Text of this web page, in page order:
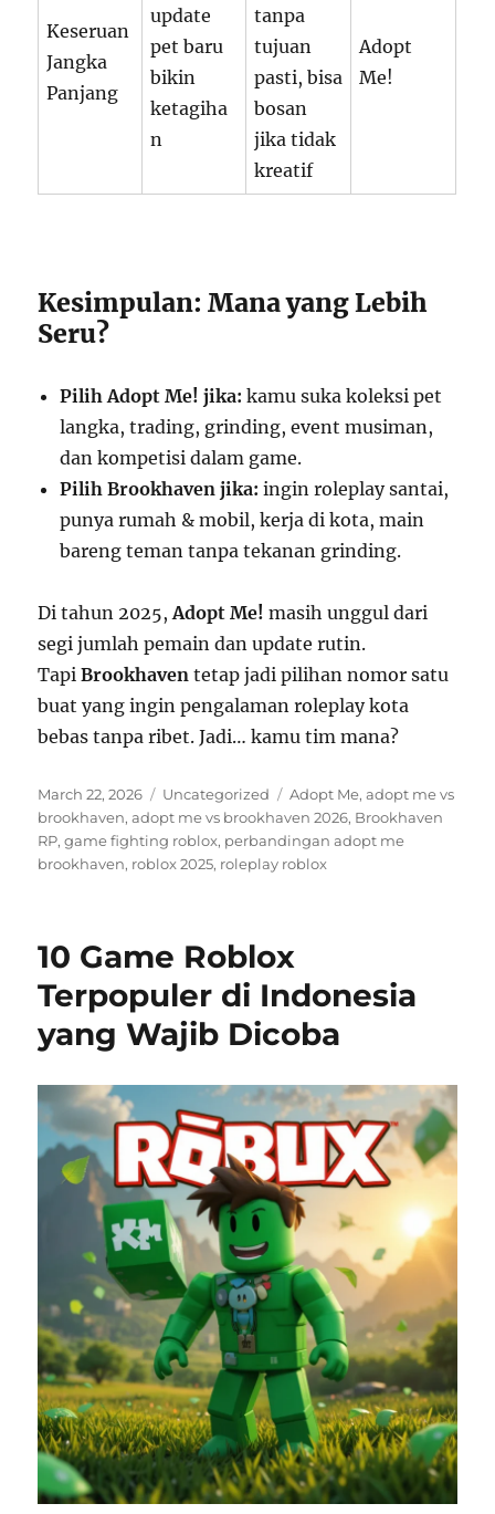
Keseruan
Jangka
Panjang
update
pet baru
bikin
ketagiha
n
tanpa
tujuan
pasti, bisa
bosan
jika tidak
kreatif
Adopt
Me!
Kesimpulan: Mana yang Lebih
Seru?
Pilih Adopt Me! jika: kamu suka koleksi pet
langka, trading, grinding, event musiman,
dan kompetisi dalam game.
Pilih Brookhaven jika: ingin roleplay santai,
punya rumah & mobil, kerja di kota, main
bareng teman tanpa tekanan grinding.
Di tahun 2025,Adopt Me! masih unggul dari
segi jumlah pemain dan update rutin.
TapiBrookhaven tetap jadi pilihan nomor satu
buat yang ingin pengalaman roleplay kota
bebas tanpa ribet. Jadi… kamu tim mana?
Posted
on
March 22, 2026 Categories
Uncategorized Tags
Adopt Me,adopt me vs
brookhaven,adopt me vs brookhaven 2026, Brookhaven
RP,game fighting roblox, perbandingan adopt me
brookhaven, roblox 2025, roleplay roblox
10 Game Roblox
Terpopuler di Indonesia
yang Wajib Dicoba